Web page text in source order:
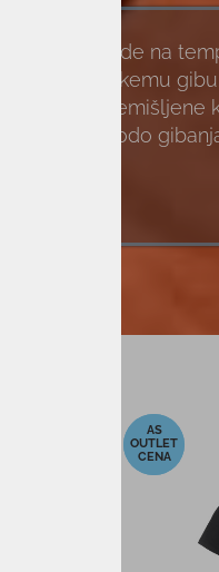
Ne glede na
vsakemu
svobodo
-23%